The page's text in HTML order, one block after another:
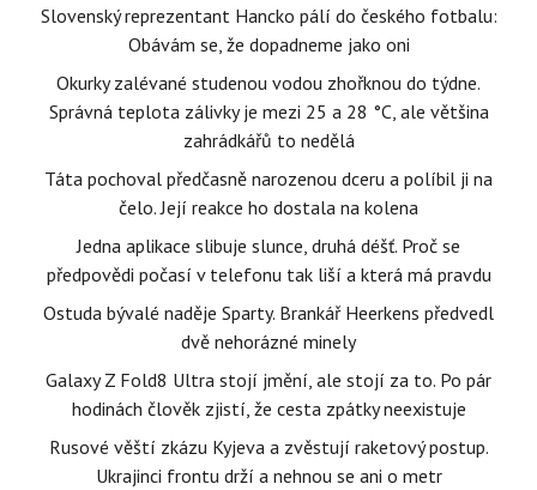
Slovenský reprezentant Hancko pálí do českého fotbalu:
Obávám se, že dopadneme jako oni
Okurky zalévané studenou vodou zhořknou do týdne.
Správná teplota zálivky je mezi 25 a 28 °C, ale většina
zahrádkářů to nedělá
Táta pochoval předčasně narozenou dceru a políbil ji na
čelo. Její reakce ho dostala na kolena
Jedna aplikace slibuje slunce, druhá déšť. Proč se
předpovědi počasí v telefonu tak liší a která má pravdu
Ostuda bývalé naděje Sparty. Brankář Heerkens předvedl
dvě nehorázné minely
Galaxy Z Fold8 Ultra stojí jmění, ale stojí za to. Po pár
hodinách člověk zjistí, že cesta zpátky neexistuje
Rusové věští zkázu Kyjeva a zvěstují raketový postup.
Ukrajinci frontu drží a nehnou se ani o metr